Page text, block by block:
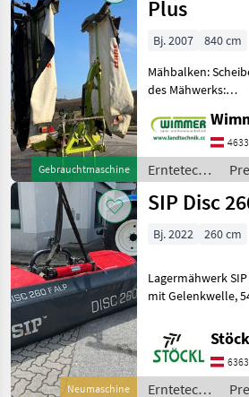
Gebrauchtmaschine
Plus
Bj. 2007
840 cm
Mähbalken:
des Mähwerks:
Beleuchtung,
Abstellstützen Der
gebrauchte CLAAS
8550 PLUS
aus dem Baujahr
überzeugt durch s
Erntetechnik
Grünland /
Claas
Neumaschine
SIP Disc
Bj. 2022 260 cm
Lagermähwerk
mit Gelenkwelle, 540U/min
Mähwerke
Erntetechnik